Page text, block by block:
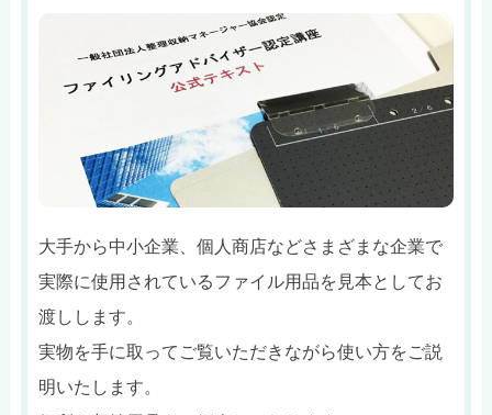
大手から中小企業、個人商店などさまざまな企業で
実際に使用されているファイル用品を見本としてお
渡しします。
実物を手に取ってご覧いただきながら使い方をご説
明いたします。